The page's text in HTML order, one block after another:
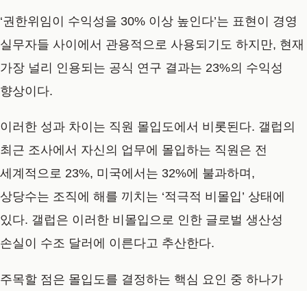
‘권한위임이 수익성을 30% 이상 높인다’는 표현이 경영
실무자들 사이에서 관용적으로 사용되기도 하지만, 현재
가장 널리 인용되는 공식 연구 결과는 23%의 수익성
향상이다.
이러한 성과 차이는 직원 몰입도에서 비롯된다. 갤럽의
최근 조사에서 자신의 업무에 몰입하는 직원은 전
세계적으로 23%, 미국에서는 32%에 불과하며,
상당수는 조직에 해를 끼치는 ‘적극적 비몰입’ 상태에
있다. 갤럽은 이러한 비몰입으로 인한 글로벌 생산성
손실이 수조 달러에 이른다고 추산한다.
주목할 점은 몰입도를 결정하는 핵심 요인 중 하나가